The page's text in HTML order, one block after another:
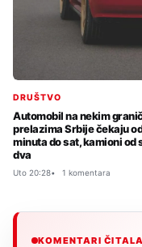
DRUŠTVO
Automobil na nekim
prelazima Srbije čekaju
minuta do sat, kamioni od
dva
Uto 20:28 1 komentara
KOMENTARI